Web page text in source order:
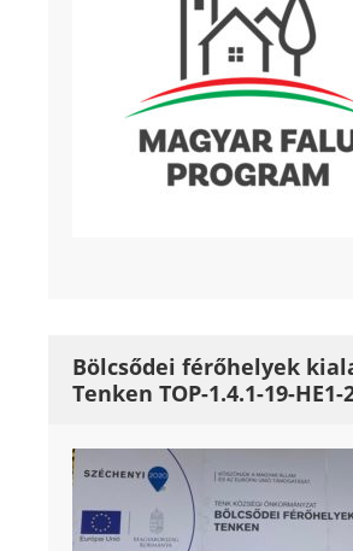
Bölcsődei férőhelyek
Tenken TOP-1.4.1-19-HE1-